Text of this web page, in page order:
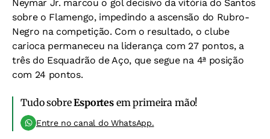
Neymar Jr. marcou o gol decisivo da vitória do Santos
sobre o Flamengo, impedindo a ascensão do Rubro-
Negro na competição. Com o resultado, o clube
carioca permaneceu na liderança com 27 pontos, a
três do Esquadrão de Aço, que segue na 4ª posição
com 24 pontos.
Tudo sobreEsportesem primeira mão!
Entre no canal do WhatsApp.